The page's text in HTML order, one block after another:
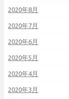
2020年8月
2020年7月
2020年6月
2020年5月
2020年4月
2020年3月